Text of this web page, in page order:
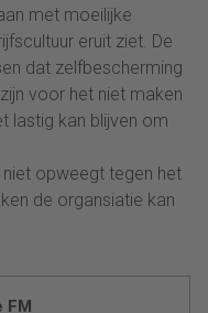
met moeilijke
eruit ziet. De
dat zelfbescherming
voor het niet maken
lastig kan blijven om
opweegt tegen het
de organsiatie kan
FM